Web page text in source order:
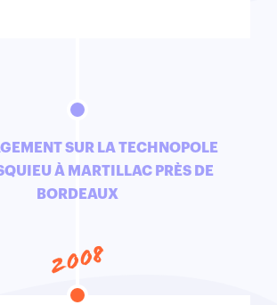
SUR LA TECHNOPOLE
À MARTILLAC PRÈS DE
BORDEAUX
2008